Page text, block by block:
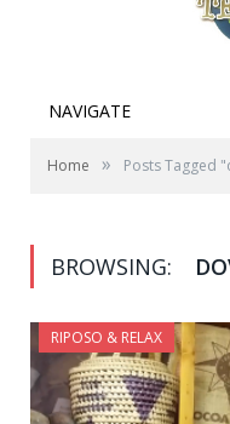
NAVIGATE
Home » Posts Tagged
BROWSING:
RIPOSO & RELAX